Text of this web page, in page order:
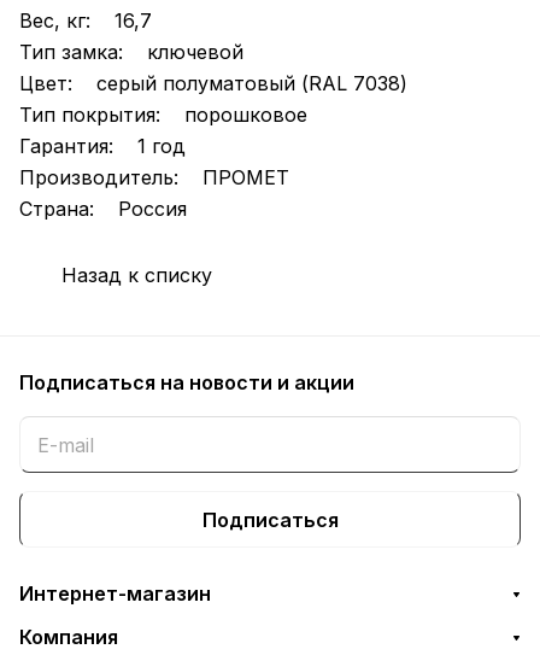
Вес, кг: 16,7
Тип замка: ключевой
Цвет: серый полуматовый (RAL 7038)
Тип покрытия: порошковое
Гарантия: 1 год
Производитель: ПРОМЕТ
Страна: Россия
Назад к списку
Подписаться на новости и акции
Подписаться
Интернет-магазин
Компания